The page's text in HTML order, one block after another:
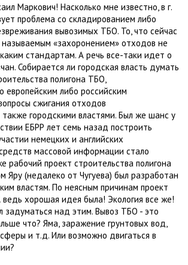
Маркович! Насколько мне известно, в г.
проблема со складированием либо
вывозимых ТБО. То, что сейчас
«захоронением» отходов не
стандартам. А речь все-таки идет о
Собирается ли городская власть думать
полигона ТБО,
европейским либо российским
сжигания отходов
городскими властями. Был же шанс у
ЕБРР лет семь назад построить
немецких и английских
массовой информации стало
рабочий проект строительства полигона
Яру (недалеко от Чугуева) был разработан
властям. По неясным причинам проект
ведь хорошая идея была! Экология все же!
задуматься над этим. Вывоз ТБО - это
что? Яма, заражение грунтовых вод,
и т.д. Или возможно двигаться в